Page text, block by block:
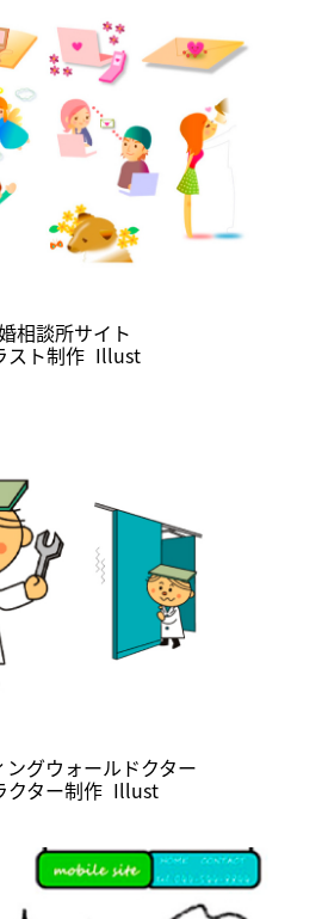
相談所サイト
スト制作 Illust
ングウォールドクター
クター制作 Illust